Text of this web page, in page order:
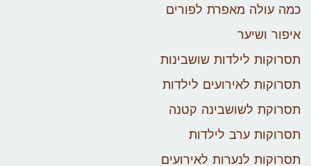
כמה עולה מאפרת לפורים
איפור ושיער
תסרוקות לילדות שושבינות
תסרוקות לאירועים לילדות
תסרוקת לשושבינה קטנה
תסרוקות ערב לילדות
תסרוקות לנערות לאירועים